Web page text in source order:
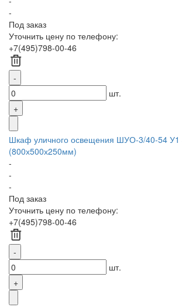
-
Под заказ
Уточнить цену по телефону:
+7(495)798-00-46
шт.
Шкаф уличного освещения ШУО-3/40-54 У1
(800х500х250мм)
-
-
-
Под заказ
Уточнить цену по телефону:
+7(495)798-00-46
шт.